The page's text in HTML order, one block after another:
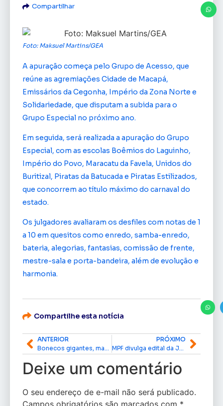
Compartilhar
Foto: Maksuel Martins/GEA
A apuração começa pelo Grupo de Acesso, que
reúne as agremiações Cidade de Macapá,
Emissários da Cegonha, Império da Zona Norte e
Solidariedade, que disputam a subida para o
Grupo Especial no próximo ano.
Em seguida, será realizada a apuração do Grupo
Especial, com as escolas Boêmios do Laguinho,
Império do Povo, Maracatu da Favela, Unidos do
Buritizal, Piratas da Batucada e Piratas Estilizados,
que concorrem ao título máximo do carnaval do
estado.
Os julgadores avaliaram os desfiles com notas de 1
a 10 em quesitos como enredo, samba-enredo,
bateria, alegorias, fantasias, comissão de frente,
mestre-sala e porta-bandeira, além de evolução e
harmonia.
Compartilhe esta notícia
ANTERIOR
PRÓXIMO
Deixe um comentário
O seu endereço de e-mail não será publicado.
Campos obrigatórios são marcados com *